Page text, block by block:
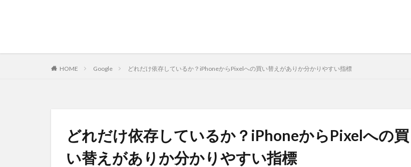
HOME Google どれだけ依存しているか？iPhoneからPixelへの買い替えがありか分かりやすい指標
どれだけ依存しているか？iPhoneからPixelへの買
い替えがありか分かりやすい指標